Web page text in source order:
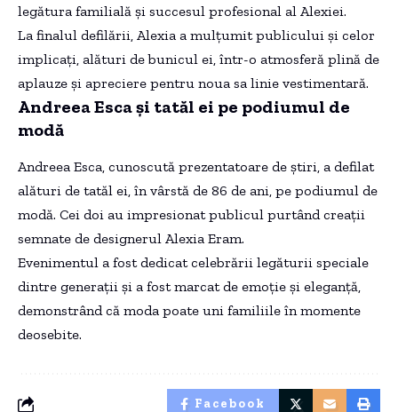
legătura familială și succesul profesional al Alexiei.
La finalul defilării, Alexia a mulțumit publicului și celor
implicați, alături de bunicul ei, într-o atmosferă plină de
aplauze și apreciere pentru noua sa linie vestimentară.
Andreea Esca și tatăl ei pe podiumul de
modă
Andreea Esca, cunoscută prezentatoare de știri, a defilat
alături de tatăl ei, în vârstă de 86 de ani, pe podiumul de
modă. Cei doi au impresionat publicul purtând creații
semnate de designerul Alexia Eram.
Evenimentul a fost dedicat celebrării legăturii speciale
dintre generații și a fost marcat de emoție și eleganță,
demonstrând că moda poate uni familiile în momente
deosebite.
Facebook